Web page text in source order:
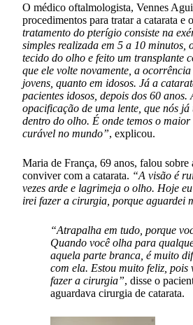
O médico oftalmologista, Vennes
procedimentos para tratar a catarata e
tratamento do pterígio consiste na
simples realizada em 5 a 10 minutos,
tecido do olho e feito um transplante
que ele volte novamente, a
jovens, quanto em idosos. Já a
pacientes idosos, depois dos 60 anos.
opacificação de uma lente, que nós
dentro do olho. É onde temos o
curável no mundo”, explicou.
Maria de França, 69 anos, falou sobre
conviver com a catarata. “A visão é
vezes arde e lagrimeja o olho. Hoje
irei fazer a cirurgia, porque aguardei
“Atrapalha em tudo, porque
Quando você olha para
aquela parte branca, é muito
com ela. Estou muito feliz, pois
fazer a cirurgia”, disse o
aguardava cirurgia de catarata.